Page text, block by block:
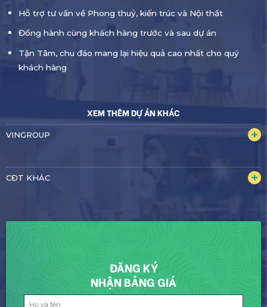
Hỗ trợ tư vấn về Phong thuỷ, kiến trúc và Nội thất
Đồng hành cùng khách hàng trước và sau dự án
Tận Tâm, chu đáo mang lại hiệu quả cao nhất cho quý
khách hàng
XEM THÊM DỰ ÁN KHÁC
VINGROUP
CĐT KHÁC
ĐĂNG KÝ
NHẬN BẢNG GIÁ